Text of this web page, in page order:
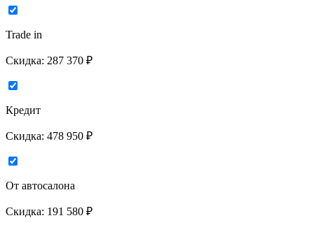
Trade in
Скидка: 287 370 ₽
Кредит
Скидка: 478 950 ₽
От автосалона
Скидка: 191 580 ₽